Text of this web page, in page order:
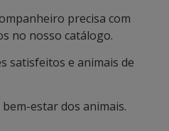
precisa com
no nosso catálogo.
satisfeitos e animais de
estar dos animais.